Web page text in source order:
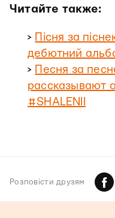
Читайте также:
> Пісня за
дебютний
> Песня за
рассказывают
#SHALENII
Розповiсти друзям